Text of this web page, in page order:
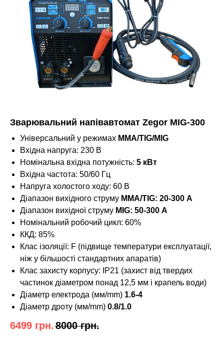
Зварювальний напівавтомат Zegor MIG-300
Універсальний у режимах ММА/TIG/MIG
Вхідна напруга: 230 В
Номінальна вхідна потужність: 5 кВт
Вхідна частота: 50/60 Гц
Напруга холостого ходу: 60 В
Діапазон вихідного струму MMA/TIG: 20-300 А
Діапазон вихідної струму MIG: 50-300 А
Номінальний робочий цикл: 60%
ККД: 85%
Клас ізоляції: F (підвище температури експлуатації,
ніж у більшості стандартних апаратів)
Клас захисту корпусу: IP21 (захист від твердих
частинок діаметром понад 12,5 мм і крапель води)
Діаметр електрода (мм/mm) 1.6-4
Діаметр дроту (мм/mm) 0.8/1.0
6499 грн.8000 грн.